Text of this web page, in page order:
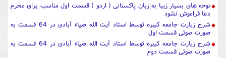
نوحه های بسیار زیبا به زبان پاکستانی ( اردو ) قسمت اول مناسب برای محرم
دعا فراموش نشود
شرح زیارت جامعه کبیره توسط استاد آیت الله ضیاء آبادی در 64 قسمت به
صورت صوتی قسمت اول
شرح زیارت جامعه کبیره توسط استاد آیت الله ضیاء آبادی در 64 قسمت به
صورت صوتی قسمت دوم